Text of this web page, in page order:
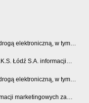
elektroniczną, w tym
informacji o zniżkach,
ofercie sklepu U2
produktach oraz
S.A.
Łódź S.A. informacji
spółki, ofert, wydarzeń i
SMS oraz połączeń
elektroniczną, w tym
o
i PartnerówŁ.K.S.
marketingowych za